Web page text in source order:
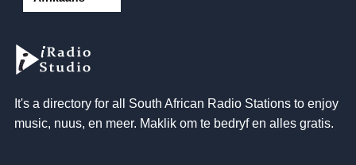
It's a directory for all South African Radio Stations to enjoy
music, nuus, en meer. Maklik om te bedryf en alles gratis.